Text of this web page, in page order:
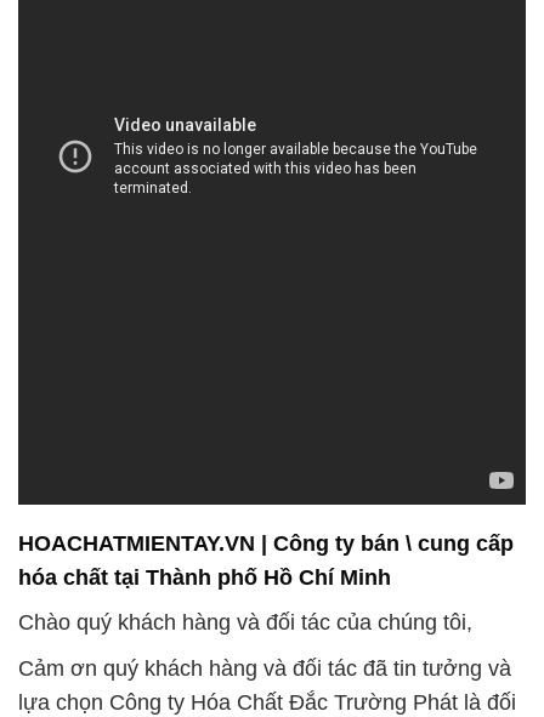
HOACHATMIENTAY.VN | Công ty bán \ cung cấp
hóa chất tại Thành phố Hồ Chí Minh
Chào quý khách hàng và đối tác của chúng tôi,
Cảm ơn quý khách hàng và đối tác đã tin tưởng và
lựa chọn Công ty Hóa Chất Đắc Trường Phát là đối